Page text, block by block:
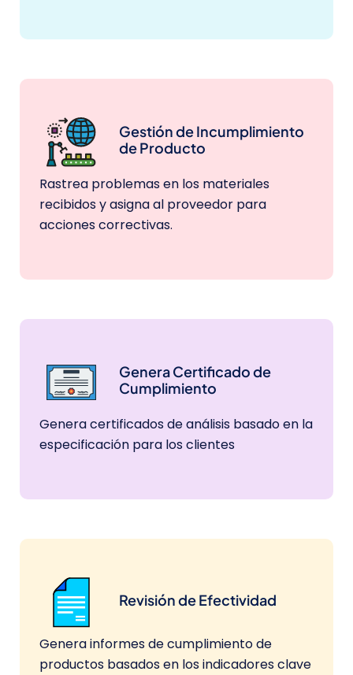
Gestión de Incumplimiento
de Producto
Rastrea problemas en los materiales
recibidos y asigna al proveedor para
acciones correctivas.
Genera Certificado de
Cumplimiento
Genera certificados de análisis basado en la
especificación para los clientes
Revisión de Efectividad
Genera informes de cumplimiento de
productos basados en los indicadores clave